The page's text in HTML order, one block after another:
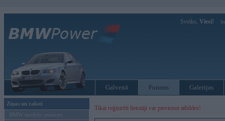
Sveiks, Viesi!
Galvenā Forums Galerijas
Ziņas un raksti
BMW modeļu jaunumi
Tikai reģistrēti lietotāji var pievienot atbildes!